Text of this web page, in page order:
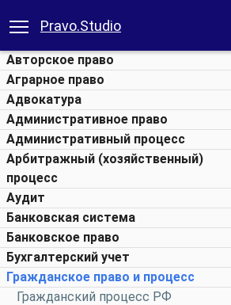
Pravo.Studio
Авторское право
Аграрное право
Адвокатура
Административное право
Административный процесс
Арбитражный (хозяйственный)
процесс
Аудит
Банковская система
Банковское право
Бухгалтерский учет
Гражданское право и процесс
Гражданский процесс РФ